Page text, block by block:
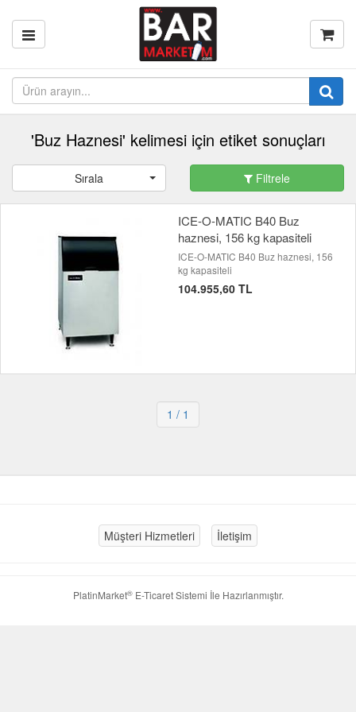
'Buz Haznesi' kelimesi için etiket sonuçları
Sırala Filtrele
ICE-O-MATIC B40 Buz
haznesi, 156 kg kapasiteli
ICE-O-MATIC B40 Buz haznesi, 156
kg kapasiteli
104.955,60 TL
1 / 1
Müşteri Hizmetleri İletişim
PlatinMarket®E-Ticaret Sistemi İle Hazırlanmıştır.